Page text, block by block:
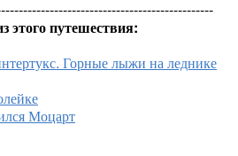
этого путешествия:
Горные лыжи на леднике
Моцарт